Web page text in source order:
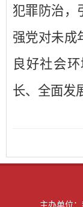
犯罪防治，
强党对未成
良好社会
长、全面发
主办单位